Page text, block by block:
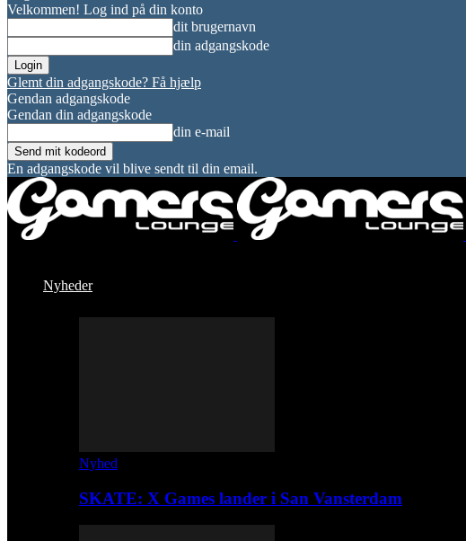
Velkommen! Log ind på din konto
dit brugernavn
din adgangskode
Glemt din adgangskode? Få hjælp
Gendan adgangskode
Gendan din adgangskode
din e-mail
En adgangskode vil blive sendt til din email.
Nyheder
Nyhed
SKATE: X Games lander i San Vansterdam